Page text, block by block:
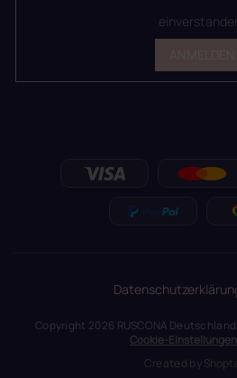
Copyright 2026 RUSCONA Deutschland
Cookie-
Created by